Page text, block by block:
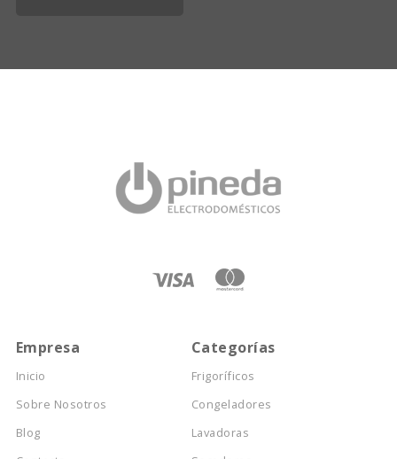
Empresa
Inicio
Sobre Nosotros
Blog
Categorías
Frigoríficos
Congeladores
Lavadoras